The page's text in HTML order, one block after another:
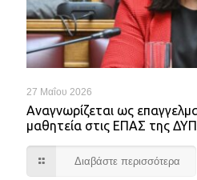
27 Μαΐου 2026
Αναγνωρίζεται ως
μαθητεία στις ΕΠΑΣ της
Διαβάστε περισσότερα